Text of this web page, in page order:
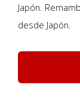
Japón.
desde Japón.